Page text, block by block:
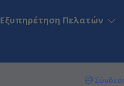
Εξυπηρέτηση Πελατών